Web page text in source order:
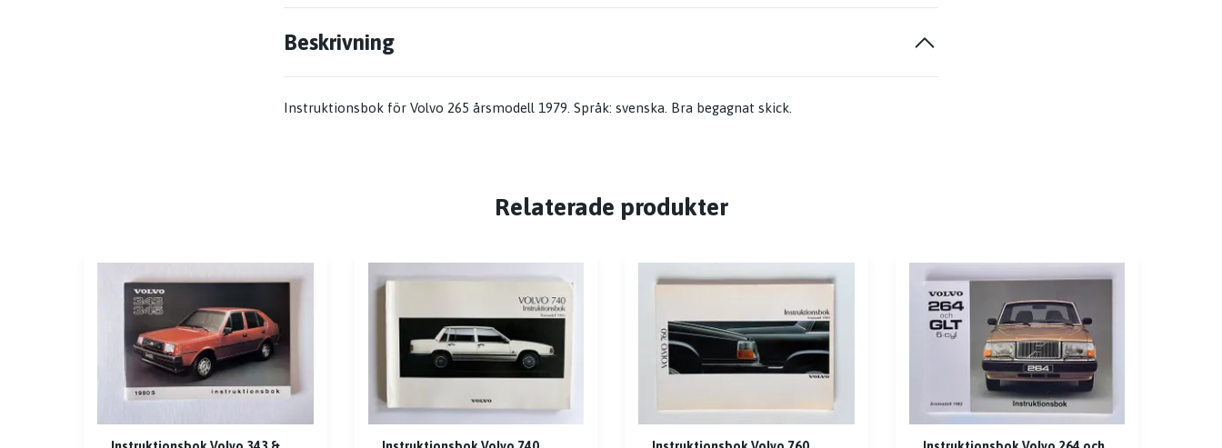
Beskrivning
Instruktionsbok för Volvo 265 årsmodell 1979. Språk: svenska. Bra begagnat skick.
Relaterade produkter